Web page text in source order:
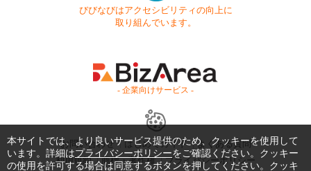
びびなびはアクセシビリティの向上に
取り組んでいます。
- 企業向けサービス -
お問い合わせ はじめてガイド
よくある質問
利用規約
商標・著作権 プライバシーポリシー
本サイトでは、より良いサービス提供のため、クッキーを使用して
います。詳細はプライバシーポリシーをご確認ください。クッキー
の使用を許可する場合は同意するボタンを押してください。クッキ